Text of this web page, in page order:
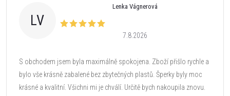
LV
Lenka Vágnerová
7.8.2026
S obchodem jsem byla maximálně spokojena. Zboží přišlo rychle a
bylo vše krásně zabalené bez zbytečných plastů. Šperky byly moc
krásné a kvalitní. Všichni mi je chválí. Určitě bych nakoupila znovu.